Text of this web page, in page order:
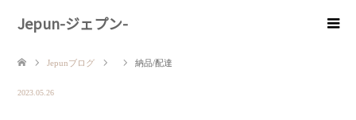
Jepun-ジェプン-
Jepunブログ 納品/配達
2023.05.26